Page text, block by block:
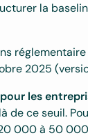
la
2025
les
de ce seuil.
000 à 50